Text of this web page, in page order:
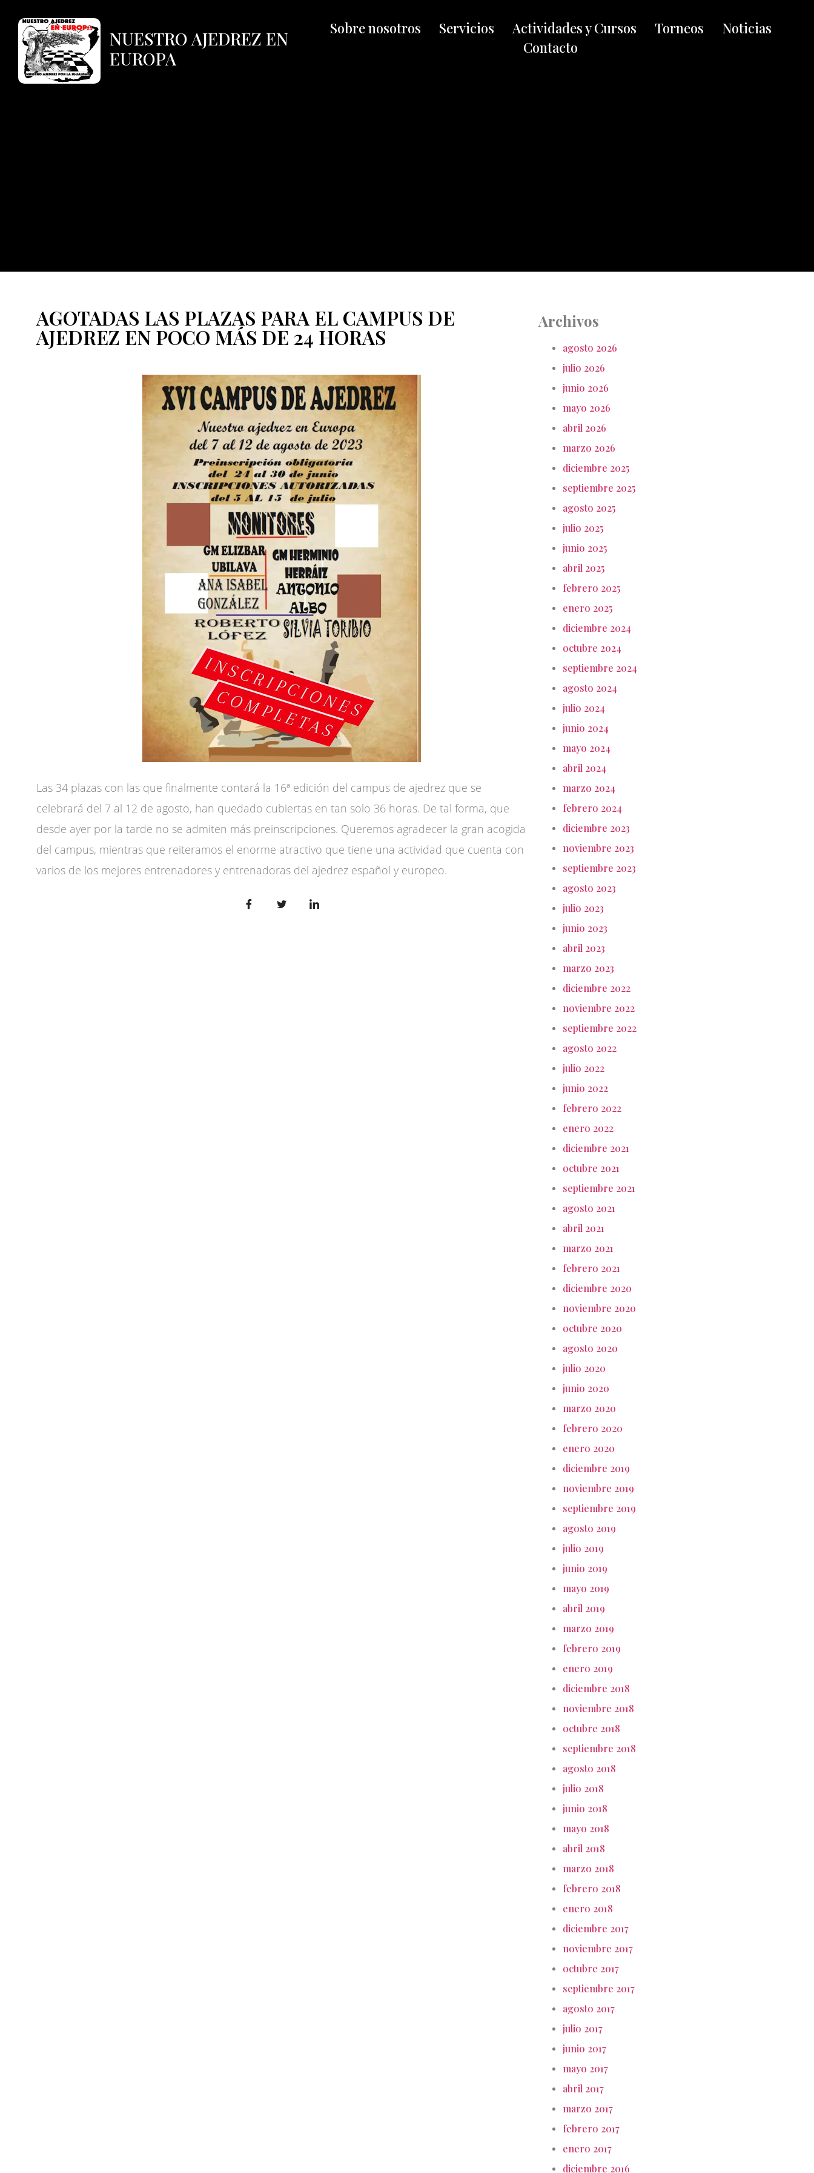
NUESTRO AJEDREZ EN
EUROPA
Sobre nosotros Servicios Actividades y Cursos Torneos
Noticias
Contacto
AGOTADAS LAS PLAZAS PARA EL CAMPUS DE
AJEDREZ EN POCO MÁS DE 24 HORAS
Las 34 plazas con las que finalmente contará la 16ª edición del campus de ajedrez que se
celebrará del 7 al 12 de agosto, han quedado cubiertas en tan solo 36 horas. De tal forma, que
desde ayer por la tarde no se admiten más preinscripciones. Queremos agradecer la gran acogida
del campus, mientras que reiteramos el enorme atractivo que tiene una actividad que cuenta con
varios de los mejores entrenadores y entrenadoras del ajedrez español y europeo.
Archivos
agosto 2026
julio 2026
junio 2026
mayo 2026
abril 2026
marzo 2026
diciembre 2025
septiembre 2025
agosto 2025
julio 2025
junio 2025
abril 2025
febrero 2025
enero 2025
diciembre 2024
octubre 2024
septiembre 2024
agosto 2024
julio 2024
junio 2024
mayo 2024
abril 2024
marzo 2024
febrero 2024
diciembre 2023
noviembre 2023
septiembre 2023
agosto 2023
julio 2023
junio 2023
abril 2023
marzo 2023
diciembre 2022
noviembre 2022
septiembre 2022
agosto 2022
julio 2022
junio 2022
febrero 2022
enero 2022
diciembre 2021
octubre 2021
septiembre 2021
agosto 2021
abril 2021
marzo 2021
febrero 2021
diciembre 2020
noviembre 2020
octubre 2020
agosto 2020
julio 2020
junio 2020
marzo 2020
febrero 2020
enero 2020
diciembre 2019
noviembre 2019
septiembre 2019
agosto 2019
julio 2019
junio 2019
mayo 2019
abril 2019
marzo 2019
febrero 2019
enero 2019
diciembre 2018
noviembre 2018
octubre 2018
septiembre 2018
agosto 2018
julio 2018
junio 2018
mayo 2018
abril 2018
marzo 2018
febrero 2018
enero 2018
diciembre 2017
noviembre 2017
octubre 2017
septiembre 2017
agosto 2017
julio 2017
junio 2017
mayo 2017
abril 2017
marzo 2017
febrero 2017
enero 2017
diciembre 2016